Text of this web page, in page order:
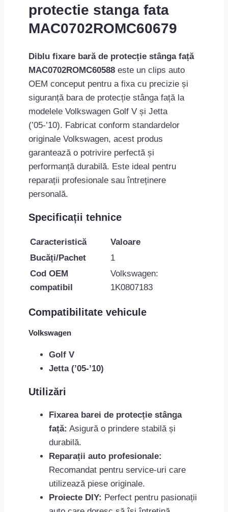
protectie stanga fata
MAC0702ROMC60679
Diblu fixare bară de protecție stânga față
MAC0702ROMC60588 este un clips auto
OEM conceput pentru a fixa cu precizie și
siguranță bara de protecție stânga față la
modelele Volkswagen Golf V și Jetta
(’05-’10). Fabricat conform standardelor
originale Volkswagen, acest produs
garantează o potrivire perfectă și
performanță durabilă. Este ideal pentru
reparații profesionale sau întreținere
personală.
Specificații tehnice
Caracteristică
Valoare
Bucăți/Pachet
1
Cod OEM
compatibil
Volkswagen:
1K0807183
Compatibilitate vehicule
Volkswagen
Golf V
Jetta (’05-’10)
Utilizări
Fixarea barei de protecție stânga
față: Asigură o prindere stabilă și
durabilă.
Reparații auto profesionale:
Recomandat pentru service-uri care
utilizează piese originale.
Proiecte DIY: Perfect pentru pasionații